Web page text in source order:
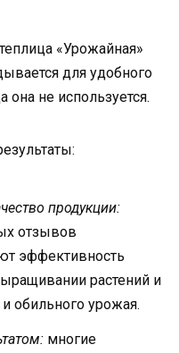
теплица «Урожайная»
для удобного
она не используется.
продукции:
отзывов
эффективность
растений и
обильного урожая.
многие